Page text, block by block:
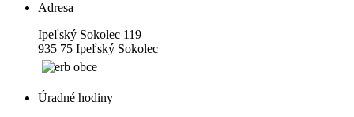
Adresa
Ipeľský Sokolec 119
935 75 Ipeľský Sokolec
Úradné hodiny